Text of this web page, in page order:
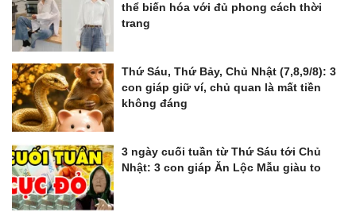
thể biến hóa với đủ phong cách thời
trang
Thứ Sáu, Thứ Bảy, Chủ Nhật (7,8,9/8): 3
con giáp giữ ví, chủ quan là mất tiền
không đáng
3 ngày cuối tuần từ Thứ Sáu tới Chủ
Nhật: 3 con giáp Ăn Lộc Mẫu giàu to